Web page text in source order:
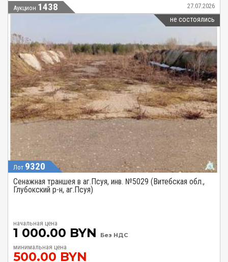
Аукцион 1438 27.07.2026
не состоялись
Лот 9320
Сенажная траншея в аг.Псуя, инв. №5029 (Витебская обл.,
Глубокский р-н, аг.Псуя)
начальная цена
1 000.00 BYN Без НДС
минимальная цена
500.00 BYN